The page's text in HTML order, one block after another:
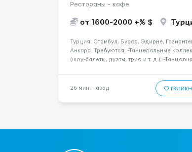
Рестораны - кафе
от 1600-2000 +% $
Турция: Стамбул, Бурса, Эдирне,
Анкара. Требуются: -Танцевальные
(шоу-балеты, дуэты, трио и т. д.); -
языках); -Гимнастки; -Работницы хостесc
26 мин. назад